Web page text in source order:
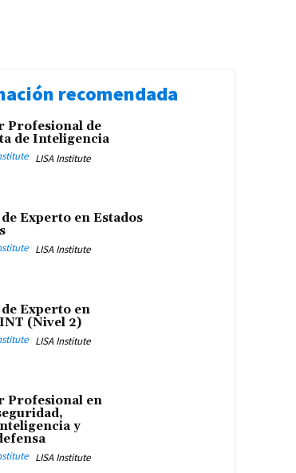
recomendada
Profesional de
de Inteligencia
LISA Institute
Experto en Estados
LISA Institute
Experto en
(Nivel 2)
LISA Institute
Profesional en
y
LISA Institute